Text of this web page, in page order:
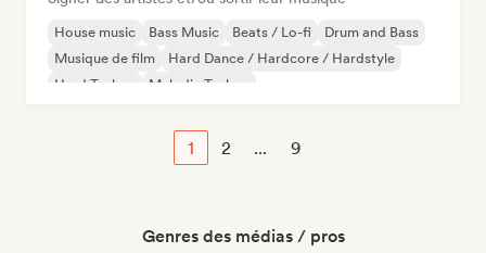
House music Bass Music Beats / Lo-fi
Drum and Bass
Musique de film
Hard Dance / Hardcore / Hardstyle
Hard Techno
Melodic Techno
1 2 ... 9
Genres des médias / pros